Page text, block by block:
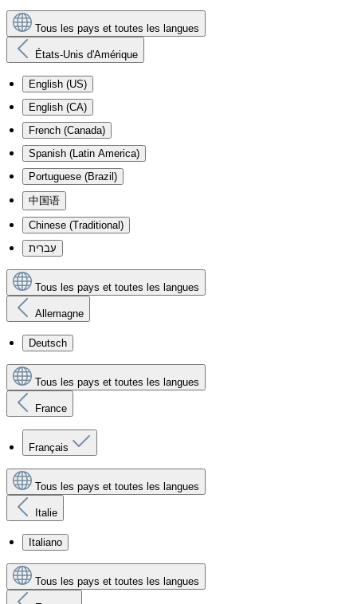
Tous les pays et toutes les langues
États-Unis d'Amérique
English (US)
English (CA)
French (Canada)
Spanish (Latin America)
Portuguese (Brazil)
中国语
Chinese (Traditional)
עִברִית
Tous les pays et toutes les langues
Allemagne
Deutsch
Tous les pays et toutes les langues
France
Français
Tous les pays et toutes les langues
Italie
Italiano
Tous les pays et toutes les langues